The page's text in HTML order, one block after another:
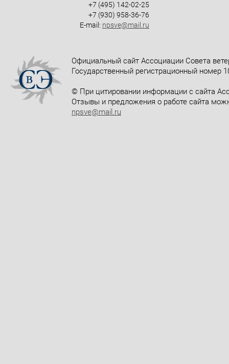
Официальный сайт Ассоциации Совета
Государственный регистрационный номер
© При цитировании информации с сайта
Отзывы и предложения о работе сайта
npsve@mail.ru
+7 (495) 142-02-25
+7 (930) 958-36-76
E-mail: npsve@mail.ru